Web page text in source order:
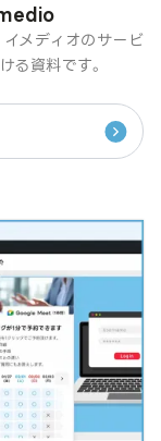
メディオのサービ
る資料です。